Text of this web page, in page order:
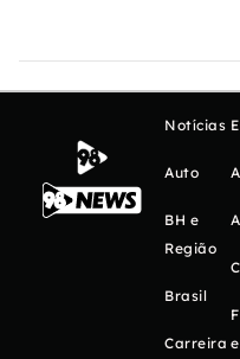
Notícias
Auto
BH e
Região
Brasil
Carreira